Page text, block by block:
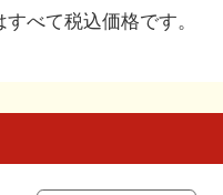
べて税込価格です。